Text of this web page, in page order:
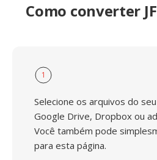
Como converter
1
Selecione os arquivos do
Google Drive, Dropbox ou
Você também pode
para esta página.